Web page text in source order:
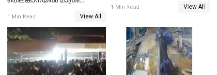
1 Min Read View All
1 Min Read View All